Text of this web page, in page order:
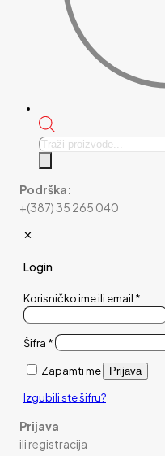
Products
Podrška:
+(387) 35 265 040
✕
Login
Korisničko ime ili email *
Šifra *
Zapamti me Prijava
Izgubili ste šifru?
Prijava
ili registracija